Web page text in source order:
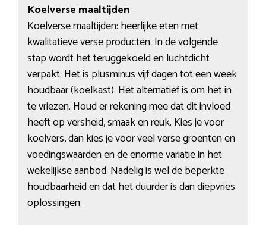
Koelverse maaltijden
Koelverse maaltijden: heerlijke eten met
kwalitatieve verse producten. In de volgende
stap wordt het teruggekoeld en luchtdicht
verpakt. Het is plusminus vijf dagen tot een week
houdbaar (koelkast). Het alternatief is om het in
te vriezen. Houd er rekening mee dat dit invloed
heeft op versheid, smaak en reuk. Kies je voor
koelvers, dan kies je voor veel verse groenten en
voedingswaarden en de enorme variatie in het
wekelijkse aanbod. Nadelig is wel de beperkte
houdbaarheid en dat het duurder is dan diepvries
oplossingen.